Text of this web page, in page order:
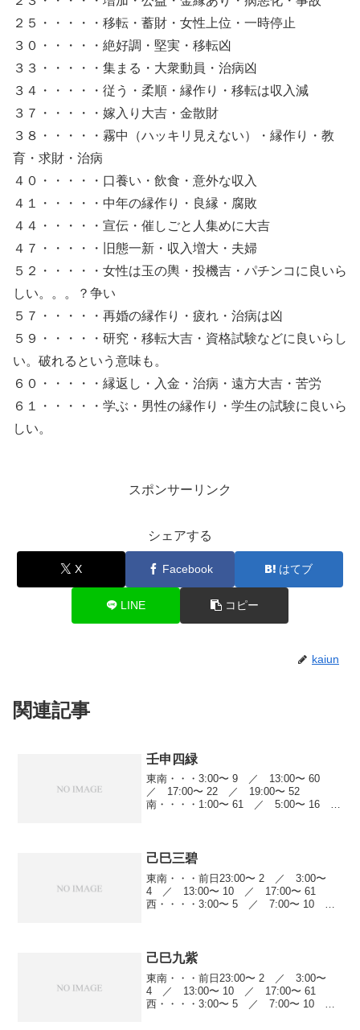
２５・・・・・移転・蓄財・女性上位・一時停止
３０・・・・・絶好調・堅実・移転凶
３３・・・・・集まる・大衆動員・治病凶
３４・・・・・従う・柔順・縁作り・移転は収入減
３７・・・・・嫁入り大吉・金散財
３８・・・・・霧中（ハッキリ見えない）・縁作り・教
育・求財・治病
４０・・・・・口養い・飲食・意外な収入
４１・・・・・中年の縁作り・良縁・腐敗
４４・・・・・宣伝・催しごと人集めに大吉
４７・・・・・旧態一新・収入増大・夫婦
５２・・・・・女性は玉の輿・投機吉・パチンコに良いら
しい。。。？争い
５７・・・・・再婚の縁作り・疲れ・治病は凶
５９・・・・・研究・移転大吉・資格試験などに良いらし
い。破れるという意味も。
６０・・・・・縁返し・入金・治病・遠方大吉・苦労
６１・・・・・学ぶ・男性の縁作り・学生の試験に良いら
しい。
スポンサーリンク
シェアする
X Facebook はてブ
LINE コピー
kaiun
関連記事
壬申四緑
東南・・・3:00〜 9 ／ 13:00〜 60
／ 17:00〜 22 ／ 19:00〜 52
南・・・・1:00〜 61 ／ 5:00〜 16
己巳三碧
東南・・・前日23:00〜 2 ／ 3:00〜
4 ／ 13:00〜 10 ／ 17:00〜 61
西・・・・3:00〜 5 ／ 7:00〜 10
己巳九紫
東南・・・前日23:00〜 2 ／ 3:00〜
4 ／ 13:00〜 10 ／ 17:00〜 61
西・・・・3:00〜 5 ／ 7:00〜 10